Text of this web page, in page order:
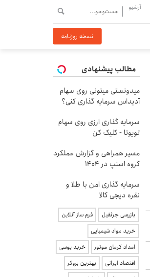
آرشیو
نسخه روزنامه
مطالب پیشنهادی
میدونستی میتونی روی سهام
آدیداس سرمایه گذاری کنی؟
سرمایه گذاری ارزی روی سهام
تویوتا - کلیک کن
مسیر همراهی و گزارش عملکرد
گروه اسنپ در ۱۴۰۴
سرمایه گذاری امن با طلا و
نقره دیجی کالا
بازرسی جرثقیل
فرم ساز آنلاین
خرید مواد شیمیایی
امداد کرمان موتور
خرید یوسی
اقتصاد ایرانی
بهترین بروکر